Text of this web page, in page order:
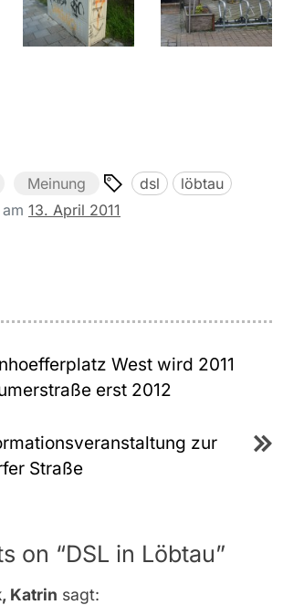
Meinung dsl
löbtau
13. April 2011
West wird 2011
erst 2012
zur
Straße
on “DSL in Löbtau”
Katrin sagt: